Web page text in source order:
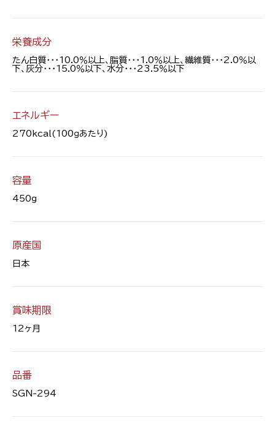
栄養成分
たん白質・・・10.0％以上、脂質・・・1.0％以上、繊維質・・・2.0％以
下、灰分・・・15.0％以下、水分・・・23.5％以下
エネルギー
270kcal(100ｇあたり)
容量
450g
原産国
日本
賞味期限
12ヶ月
品番
SGN-294